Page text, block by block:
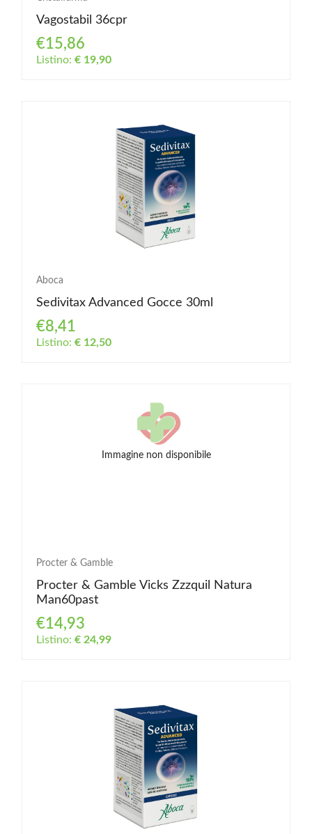
Vagostabil 36cpr
€15,86
Listino: € 19,90
Aboca
Sedivitax Advanced Gocce 30ml
€8,41
Listino: € 12,50
Immagine non disponibile
Procter & Gamble
Procter & Gamble Vicks Zzzquil Natura
Man60past
€14,93
Listino: € 24,99